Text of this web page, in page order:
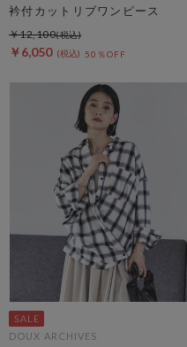
衿付カットリブワンピース
￥6,050 50％OFF
￥12,100
DOUX ARCHIVES